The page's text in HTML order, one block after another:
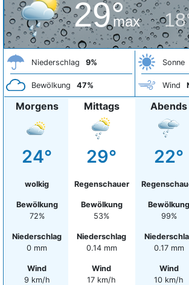
29°
max
Niederschlag 9%
Bewölkung 47%
Sonne
Wind
Morgens
24°
wolkig
Bewölkung
72%
Niederschlag
0 mm
Wind
9 km/h
Mittags
29°
Regenschauer
Bewölkung
53%
Niederschlag
0.14 mm
Wind
17 km/h
Abends
22°
Bewölkung
99%
0.17 mm
Wind
10 km/h